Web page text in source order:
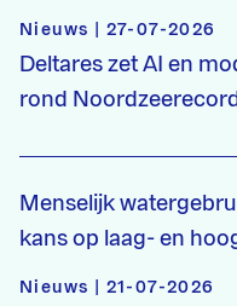
Nieuws | 27-07-2026
Deltares zet AI en
rond Noordzeerecord
Menselijk
kans op laag- en
Nieuws | 21-07-2026